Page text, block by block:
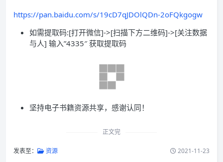
https://pan.baidu.com/s/19cD7qJDOlQDn-2oFQkgogw
如需提取码:[打开微信]->[扫描下方二维码]->[关注数据
与人] 输入”4335″ 获取提取码
坚持电子书籍资源共享，感谢认同！
正文完
发表至： 资源 2021-11-23